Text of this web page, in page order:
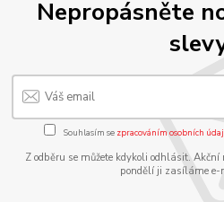
Nepropásněte
Souhlasím se zpracováním osobních
Z odběru se můžete kdykoli odhlásit.
pondělí ji zasíláme e-